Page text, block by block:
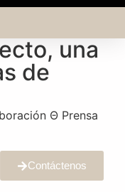
una
de
Θ Prensa
Contáctenos